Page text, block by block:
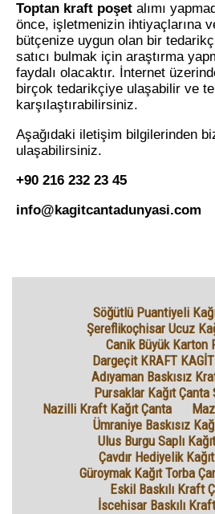
Toptan kraft poşet alımı
önce, işletmenizin ihtiyaçlarına
bütçenize uygun olan bir
satıcı bulmak için araştırma
faydalı olacaktır. İnternet
birçok tedarikçiye ulaşabilir ve
karşılaştırabilirsiniz.
Aşağıdaki iletişim bilgilerinden
ulaşabilirsiniz.
+90 216 232 23 45
info@kagitcantadunyasi.com
Söğütlü Puantiyeli
Şereflikoçhisar Ucuz
Canik Büyük Karton
Dargeçit KRAFT
Adıyaman Baskısız
Pursaklar Kağıt Çanta
Nazilli Kraft Kağıt Çanta
Ümraniye Baskısız
Ulus Burgu Saplı
Çavdır Hediyelik
Güroymak Kağıt Torba
Eskil Baskılı Kraft
İscehisar Baskılı